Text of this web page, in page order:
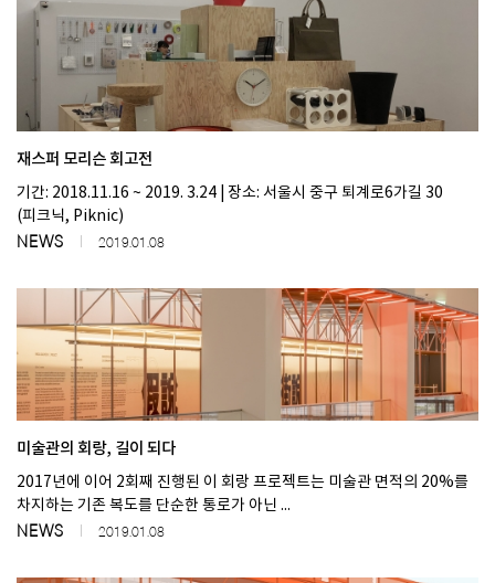
광고문의
Contact
재스퍼 모리슨 회고전
기간: 2018.11.16 ~ 2019. 3.24 | 장소: 서울시 중구 퇴계로6가길 30
(피크닉, Piknic)
NEWS 2019.01.08
미술관의 회랑, 길이 되다
2017년에 이어 2회째 진행된 이 회랑 프로젝트는 미술관 면적의 20%를
차지하는 기존 복도를 단순한 통로가 아닌 ...
NEWS 2019.01.08